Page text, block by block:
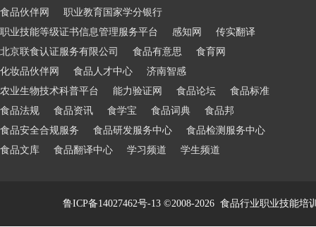
食品伙伴网
职业教育国家学分银行
职业技能等级证书信息管理服务平台
感知网
传实翻译
北京联食认证服务有限公司
食品有意思
食育网
化妆品伙伴网
食品人才中心
济南智感
农业生物技术科普平台
能力验证网 食品论坛
食品标准
食品法规
食品资讯 食学宝 食品词典
食品邦
食品安全合规服务
食品研发服务中心
食品检测服务中心
食品文库
食品翻译中心 学习频道 学生频道
鲁ICP备14027462号-13©2008-2026 食品行业职业技能培